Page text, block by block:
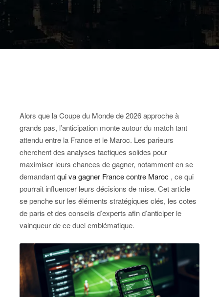
Alors que la Coupe du Monde de 2026 approche à
grands pas, l’anticipation monte autour du match tant
attendu entre la France et le Maroc. Les parieurs
cherchent des analyses tactiques solides pour
maximiser leurs chances de gagner, notamment en se
demandantqui va gagner France contre Maroc , ce qui
pourrait influencer leurs décisions de mise. Cet article
se penche sur les éléments stratégiques clés, les cotes
de paris et des conseils d’experts afin d’anticiper le
vainqueur de ce duel emblématique.